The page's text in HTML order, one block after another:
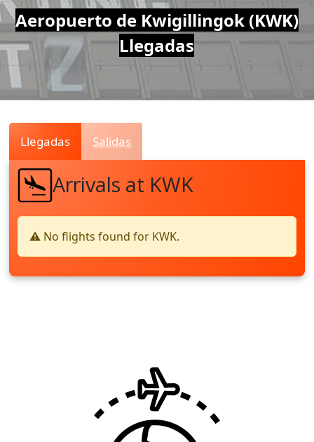
Air
Traffic
Live
Aeropuerto de Kwigillingok (KWK)
Llegadas
Llegadas Salidas
Arrivals at KWK
⚠️ No flights found for KWK.